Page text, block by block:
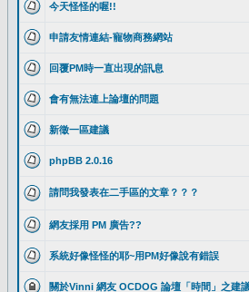
今天怪怪的喔!!
申請友情連結-寵物商務網站
回覆PM時一直出現的訊息
會有無法連上論壇的問題
新徵一區建議
phpBB 2.0.16
請問我發表在二手區的文章？？？
網友採用 PM 廣告??
系統好像怪怪的耶~用PM好像說有錯誤
關於Vinni 網友 OCDOG 論壇「時間」之建